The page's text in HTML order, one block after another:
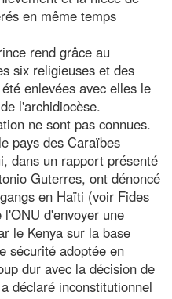
en même temps
rend grâce au
six religieuses et des
enlevées avec elles le
l'archidiocèse.
ne sont pas connues.
pays des Caraïbes
dans un rapport présenté
Guterres, ont dénoncé
en Haïti (voir Fides
d'envoyer une
le Kenya sur la base
sécurité adoptée en
dur avec la décision de
déclaré inconstitutionnel